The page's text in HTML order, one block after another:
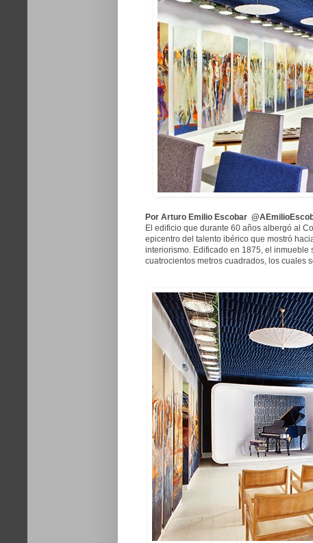
Por Arturo Emilio Escobar
El edificio que durante 60 años albergó al
epicentro del talento ibérico que mostró
interiorismo. Edificado en 1875, el
cuatrocientos metros cuadrados, los cuales